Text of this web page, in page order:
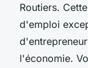
Routiers.
d'emploi
l'économie.